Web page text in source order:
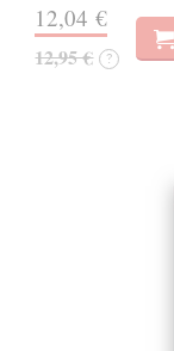
12,04 €
12,95 € ?